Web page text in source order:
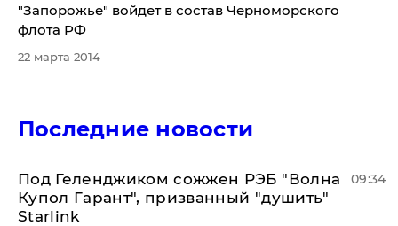
"Запорожье" войдет в состав Черноморского
флота РФ
22 марта 2014
Последние новости
Под Геленджиком сожжен РЭБ "Волна
Купол Гарант", призванный "душить"
Starlink
09:34